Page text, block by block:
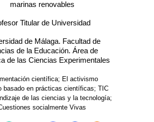
marinas renovables
Titular de Universidad
de Málaga. Facultad de
de la Educación. Área de
de las Ciencias Experimentales
científica; El activismo
basado en prácticas científicas; TIC
de las ciencias y la tecnología;
socialmente Vivas